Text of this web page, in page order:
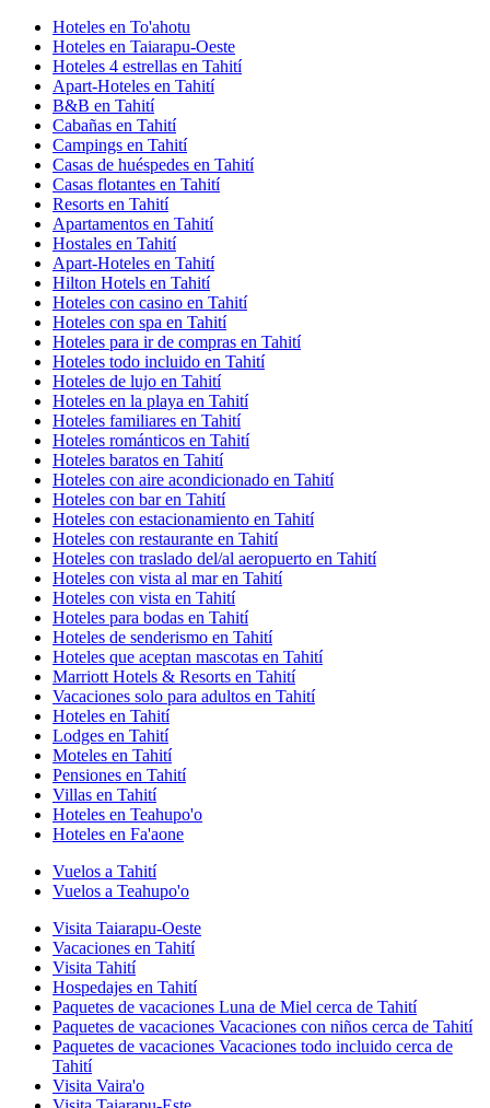
Hoteles en To'ahotu
Hoteles en Taiarapu-Oeste
Hoteles 4 estrellas en Tahití
Apart-Hoteles en Tahití
B&B en Tahití
Cabañas en Tahití
Campings en Tahití
Casas de huéspedes en Tahití
Casas flotantes en Tahití
Resorts en Tahití
Apartamentos en Tahití
Hostales en Tahití
Apart-Hoteles en Tahití
Hilton Hotels en Tahití
Hoteles con casino en Tahití
Hoteles con spa en Tahití
Hoteles para ir de compras en Tahití
Hoteles todo incluido en Tahití
Hoteles de lujo en Tahití
Hoteles en la playa en Tahití
Hoteles familiares en Tahití
Hoteles románticos en Tahití
Hoteles baratos en Tahití
Hoteles con aire acondicionado en Tahití
Hoteles con bar en Tahití
Hoteles con estacionamiento en Tahití
Hoteles con restaurante en Tahití
Hoteles con traslado del/al aeropuerto en Tahití
Hoteles con vista al mar en Tahití
Hoteles con vista en Tahití
Hoteles para bodas en Tahití
Hoteles de senderismo en Tahití
Hoteles que aceptan mascotas en Tahití
Marriott Hotels & Resorts en Tahití
Vacaciones solo para adultos en Tahití
Hoteles en Tahití
Lodges en Tahití
Moteles en Tahití
Pensiones en Tahití
Villas en Tahití
Hoteles en Teahupo'o
Hoteles en Fa'aone
Vuelos a Tahití
Vuelos a Teahupo'o
Visita Taiarapu-Oeste
Vacaciones en Tahití
Visita Tahití
Hospedajes en Tahití
Paquetes de vacaciones Luna de Miel cerca de Tahití
Paquetes de vacaciones Vacaciones con niños cerca de Tahití
Paquetes de vacaciones Vacaciones todo incluido cerca de
Tahití
Visita Vaira'o